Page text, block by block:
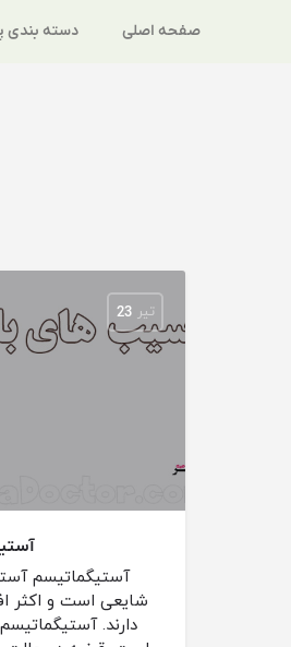
صفحه اصلی دسته
تیر 23
آستیگماتیسم
شایعی است و اکثر
دارند.